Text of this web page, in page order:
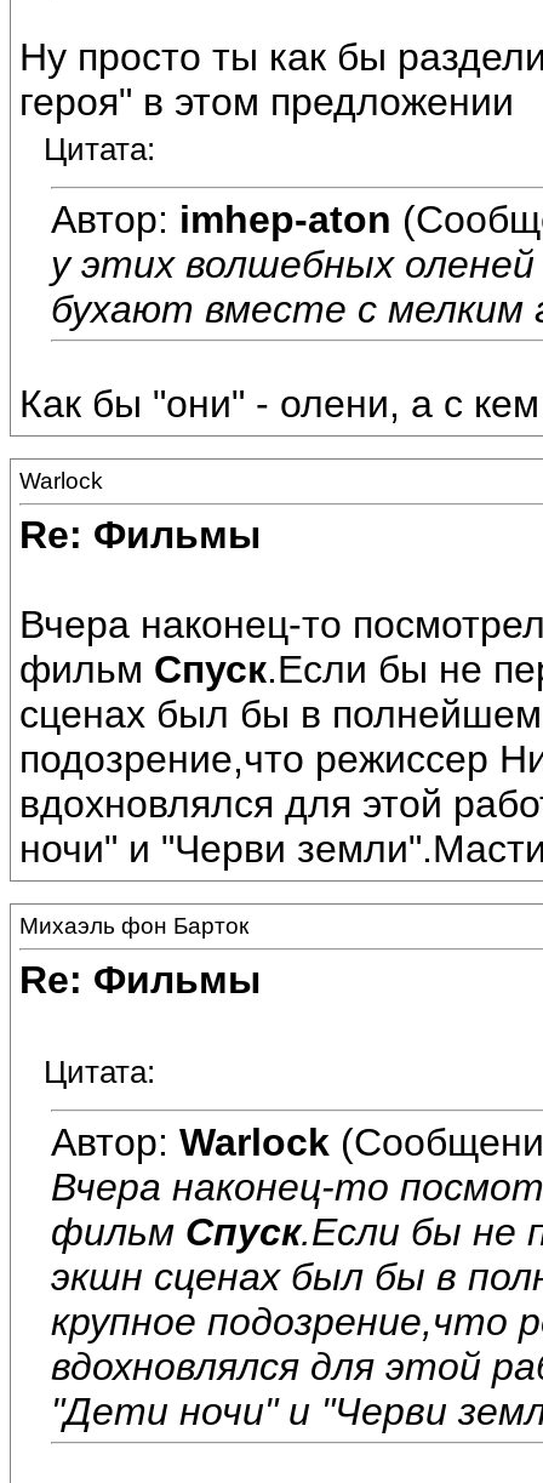
Ну просто ты как бы
героя" в этом предложении
Цитата:
Автор: imhep-aton
у этих волшебных
бухают вместе с мелким
Как бы "они" - олени, а с
Warlock
Re: Фильмы
Вчера наконец-то
фильм Спуск.Если бы не
сценах был бы в полнейшем
подозрение,что режиссер
вдохновлялся для этой
ночи" и "Черви
Михаэль фон Барток
Re: Фильмы
Цитата:
Автор: Warlock
Вчера наконец-то
фильм Спуск.Если бы не
экшн сценах был бы в
крупное подозрение,что
вдохновлялся для этой
"Дети ночи" и "Черви